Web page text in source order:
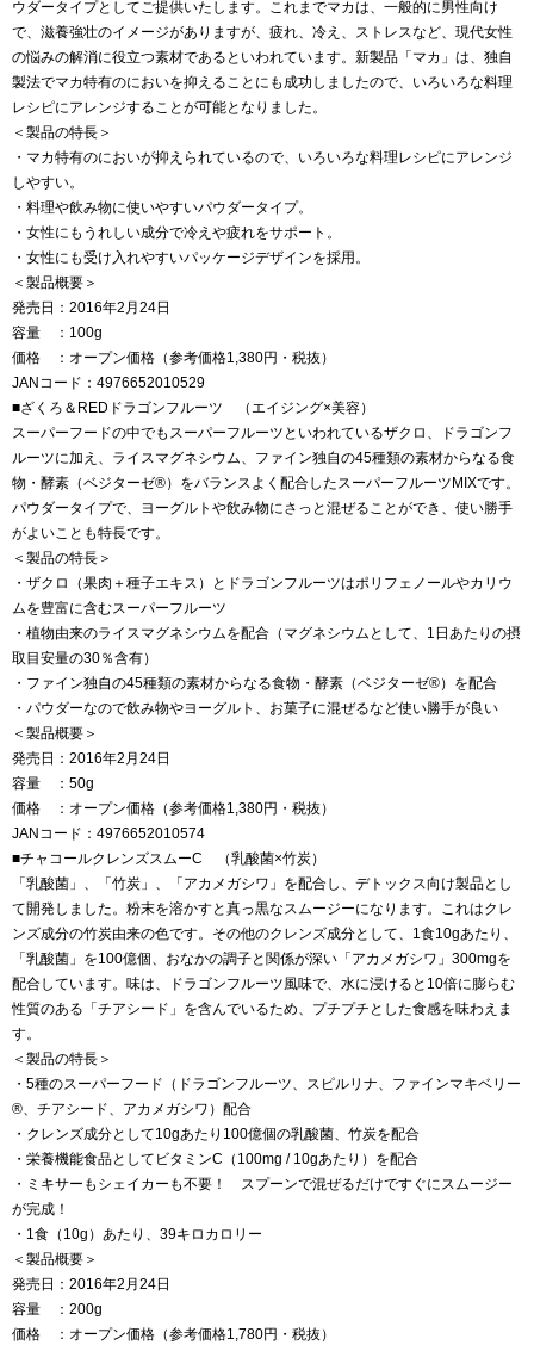
ウダータイプとしてご提供いたします。これまでマカは、一般的に男性向け
で、滋養強壮のイメージがありますが、疲れ、冷え、ストレスなど、現代女性
の悩みの解消に役立つ素材であるといわれています。新製品「マカ」は、独自
製法でマカ特有のにおいを抑えることにも成功しましたので、いろいろな料理
レシピにアレンジすることが可能となりました。
＜製品の特長＞
・マカ特有のにおいが抑えられているので、いろいろな料理レシピにアレンジ
しやすい。
・料理や飲み物に使いやすいパウダータイプ。
・女性にもうれしい成分で冷えや疲れをサポート。
・女性にも受け入れやすいパッケージデザインを採用。
＜製品概要＞
発売日：2016年2月24日
容量 ：100g
価格 ：オープン価格（参考価格1,380円・税抜）
JANコード：4976652010529
■ざくろ＆REDドラゴンフルーツ （エイジング×美容）
スーパーフードの中でもスーパーフルーツといわれているザクロ、ドラゴンフ
ルーツに加え、ライスマグネシウム、ファイン独自の45種類の素材からなる食
物・酵素（ベジターゼ®）をバランスよく配合したスーパーフルーツMIXです。
パウダータイプで、ヨーグルトや飲み物にさっと混ぜることができ、使い勝手
がよいことも特長です。
＜製品の特長＞
・ザクロ（果肉＋種子エキス）とドラゴンフルーツはポリフェノールやカリウ
ムを豊富に含むスーパーフルーツ
・植物由来のライスマグネシウムを配合（マグネシウムとして、1日あたりの摂
取目安量の30％含有）
・ファイン独自の45種類の素材からなる食物・酵素（ベジターゼ®）を配合
・パウダーなので飲み物やヨーグルト、お菓子に混ぜるなど使い勝手が良い
＜製品概要＞
発売日：2016年2月24日
容量 ：50g
価格 ：オープン価格（参考価格1,380円・税抜）
JANコード：4976652010574
■チャコールクレンズスムーC （乳酸菌×竹炭）
「乳酸菌」、「竹炭」、「アカメガシワ」を配合し、デトックス向け製品とし
て開発しました。粉末を溶かすと真っ黒なスムージーになります。これはクレ
ンズ成分の竹炭由来の色です。その他のクレンズ成分として、1食10gあたり、
「乳酸菌」を100億個、おなかの調子と関係が深い「アカメガシワ」300mgを
配合しています。味は、ドラゴンフルーツ風味で、水に浸けると10倍に膨らむ
性質のある「チアシード」を含んでいるため、プチプチとした食感を味わえま
す。
＜製品の特長＞
・5種のスーパーフード（ドラゴンフルーツ、スピルリナ、ファインマキベリー
®、チアシード、アカメガシワ）配合
・クレンズ成分として10gあたり100億個の乳酸菌、竹炭を配合
・栄養機能食品としてビタミンC（100mg / 10gあたり）を配合
・ミキサーもシェイカーも不要！ スプーンで混ぜるだけですぐにスムージー
が完成！
・1食（10g）あたり、39キロカロリー
＜製品概要＞
発売日：2016年2月24日
容量 ：200g
価格 ：オープン価格（参考価格1,780円・税抜）